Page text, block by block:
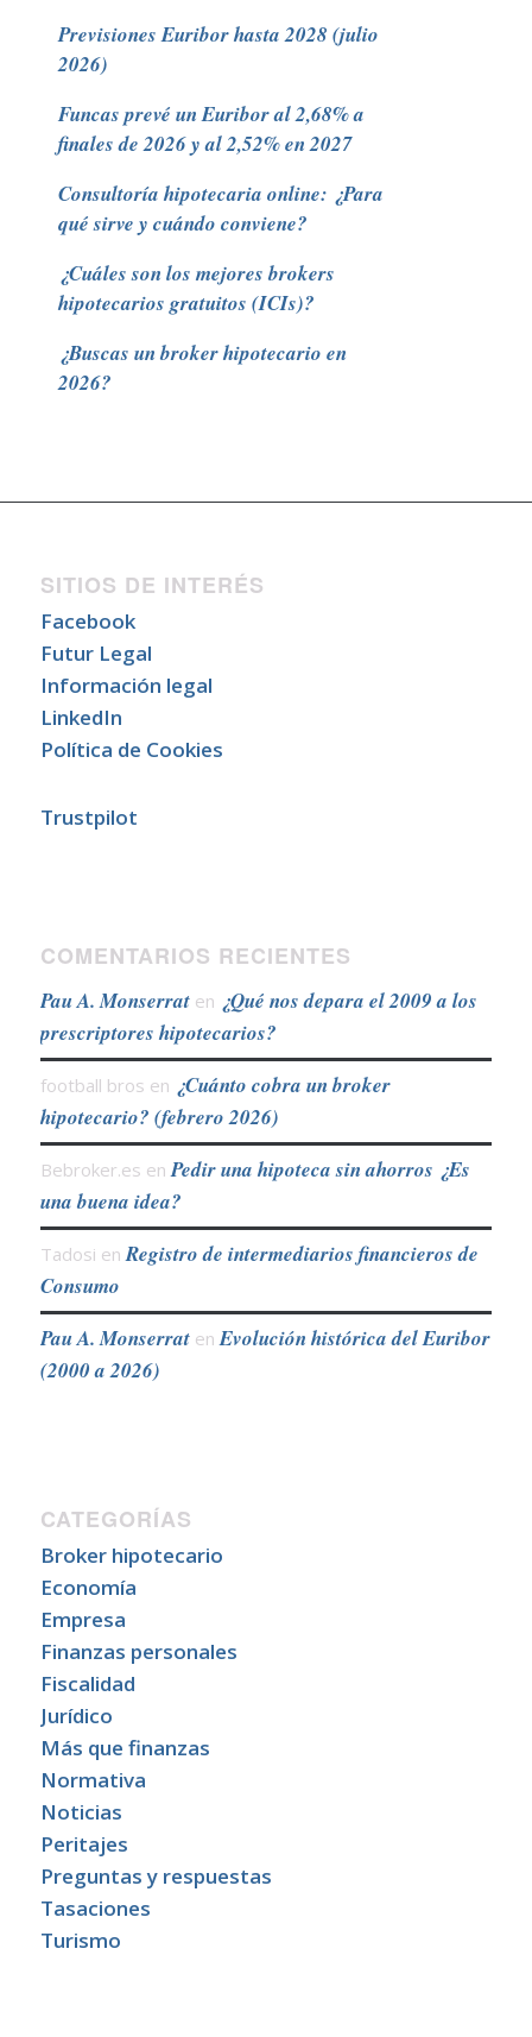
Previsiones Euribor hasta 2028 (julio
2026)
Funcas prevé un Euribor al 2,68% a
finales de 2026 y al 2,52% en 2027
Consultoría hipotecaria online: ¿Para
qué sirve y cuándo conviene?
¿Cuáles son los mejores brokers
hipotecarios gratuitos (ICIs)?
¿Buscas un broker hipotecario en
2026?
SITIOS DE INTERÉS
Facebook
Futur Legal
Información legal
LinkedIn
Política de Cookies
Trustpilot
COMENTARIOS RECIENTES
Pau A. Monserraten ¿Qué nos depara el 2009 a los
prescriptores hipotecarios?
football bros en ¿Cuánto cobra un broker
hipotecario? (febrero 2026)
Bebroker.es enPedir una hipoteca sin ahorros ¿Es
una buena idea?
Tadosi enRegistro de intermediarios financieros de
Consumo
Pau A. MonserratenEvolución histórica del Euribor
(2000 a 2026)
CATEGORÍAS
Broker hipotecario
Economía
Empresa
Finanzas personales
Fiscalidad
Jurídico
Más que finanzas
Normativa
Noticias
Peritajes
Preguntas y respuestas
Tasaciones
Turismo